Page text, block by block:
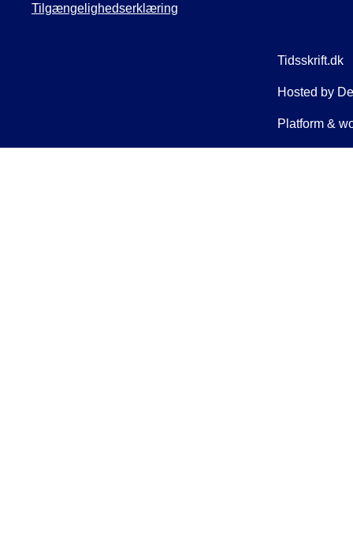
Tilgængelighedserklæring